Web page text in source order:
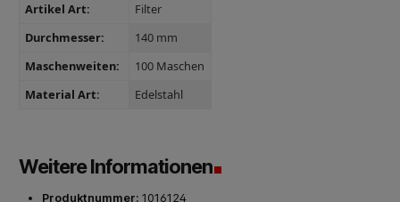
Artikel Art:
Filter
Durchmesser:
140 mm
Maschenweiten:
100 Maschen
Material Art:
Edelstahl
Weitere Informationen
Produktnummer: 1016124